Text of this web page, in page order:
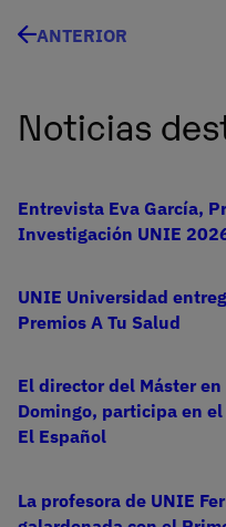
ANTERIOR
Noticias
Entrevista Eva García,
Investigación UNIE
UNIE Universidad
Premios A Tu Salud
El director del Máster
Domingo, participa en el
El Español
La profesora de UNIE